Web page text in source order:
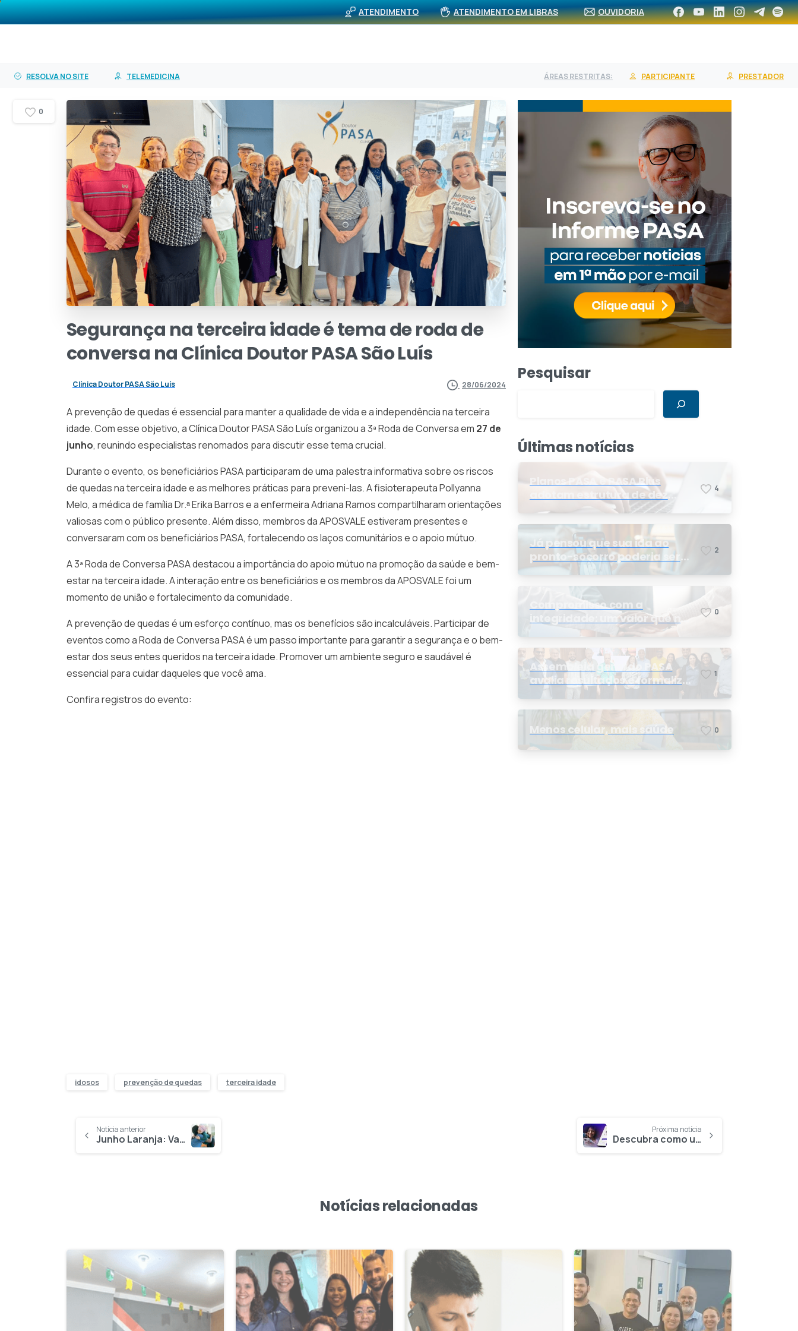
conteúdo
ATENDIMENTO ATENDIMENTO EM LIBRAS OUVIDORIA
O PASA Planos Serviços Rede Própria (APS) Notícias BUSCA DE REDE ASSOCIE-SE CONTRATE UM PLANO
RESOLVA NO SITE TELEMEDICINA ÁREAS RESTRITAS: PARTICIPANTE PRESTADOR
Segurança naterceiraidadeétemaderodade
conversa naClínica DoutorPASASãoLuís
Clínica Doutor PASA São Luís 28/06/2024
A prevenção de quedas é essencial para manter a qualidade de vida e a independência na terceira
idade. Com esse objetivo, a Clínica Doutor PASA São Luís organizou a 3ª Roda de Conversa em 27 de
junho, reunindo especialistas renomados para discutir esse tema crucial.
Durante o evento, os beneficiários PASA participaram de uma palestra informativa sobre os riscos
de quedas na terceira idade e as melhores práticas para preveni-las. A fisioterapeuta Pollyanna
Melo, a médica de família Dr.ᵃ Erika Barros e a enfermeira Adriana Ramos compartilharam orientações
valiosas com o público presente. Além disso, membros da APOSVALE estiveram presentes e
conversaram com os beneficiários PASA, fortalecendo os laços comunitários e o apoio mútuo.
A 3ª Roda de Conversa PASA destacou a importância do apoio mútuo na promoção da saúde e bem-
estar na terceira idade. A interação entre os beneficiários e os membros da APOSVALE foi um
momento de união e fortalecimento da comunidade.
A prevenção de quedas é um esforço contínuo, mas os benefícios são incalculáveis. Participar de
eventos como a Roda de Conversa PASA é um passo importante para garantir a segurança e o bem-
estar dos seus entes queridos na terceira idade. Promover um ambiente seguro e saudável é
essencial para cuidar daqueles que você ama.
Confira registros do evento:
Evento ‘Prevenir também é cuidar’, na Clínica Doutor
idosos prevenção de quedas terceira idade
0
Pesquisar
Últimas notícias
Planos PASA e PASA Plus
adotam estrutura de dez
faixas etárias conforme
exigência da ANS e do STF
4
Já pensou que sua ida ao
pronto-socorro poderia ser
resolvida por telemedicina?
2
Compromisso com a
integridade: um valor que nos
0
Assembleia geral do PASA
avalia resultados e formaliza
a eleição da nova conselheira
1
Menos celular, mais saúde 0
Notícia anterior
Junho Laranja: Vamos lutar juntos contra a Anemia e a Leucemia
Próxima notícia
Descubra como usar a Telemedicina PASA em um passo a passo detalhado
Notícias relacionadas
1 1 4